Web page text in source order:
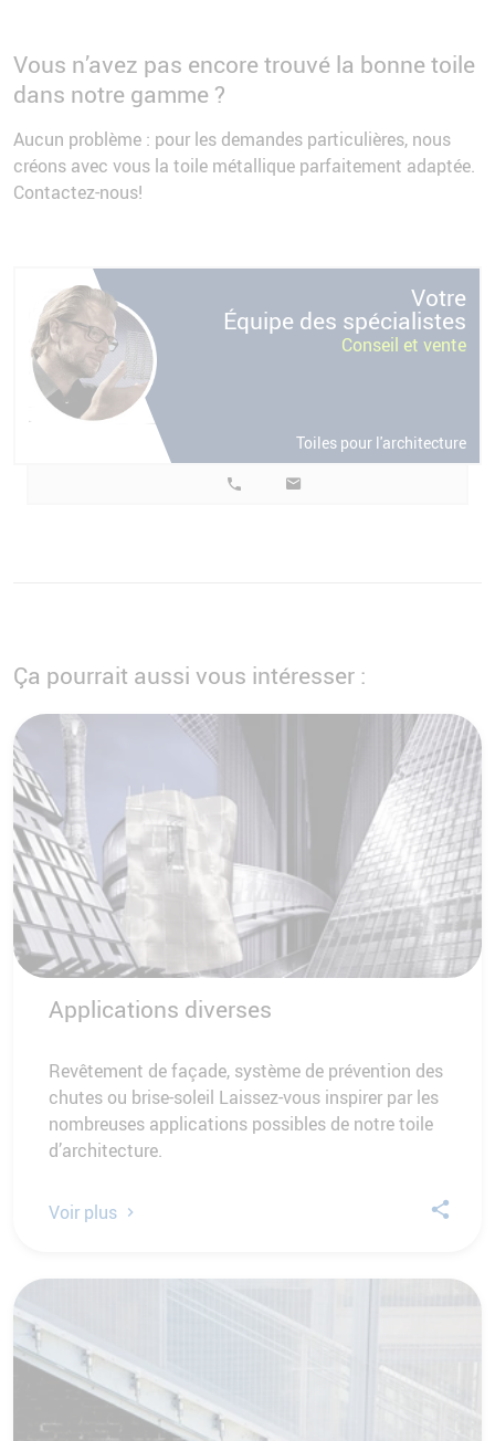
Vous n’avez pas encore trouvé la bonne toile
dans notre gamme ?
Aucun problème : pour les demandes particulières, nous
créons avec vous la toile métallique parfaitement adaptée.
Contactez-nous!
Votre
Équipe des spécialistes
Conseil et vente
Toiles pour l'architecture
Ça pourrait aussi vous intéresser :
Applications diverses
Revêtement de façade, système de prévention des
chutes ou brise-soleil Laissez-vous inspirer par les
nombreuses applications possibles de notre toile
d’architecture.
Voir plus